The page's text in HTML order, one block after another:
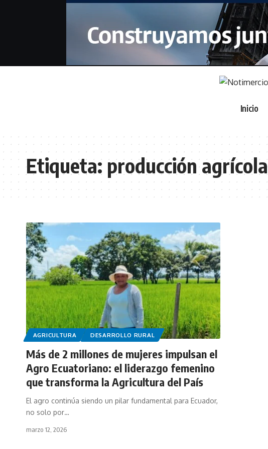
Inicio
Etiqueta: producción agrícola
AGRICULTURA DESARROLLO RURAL
Más de 2 millones de mujeres impulsan el
Agro Ecuatoriano: el liderazgo femenino
que transforma la Agricultura del País
El agro continúa siendo un pilar fundamental para Ecuador,
no solo por…
marzo 12, 2026